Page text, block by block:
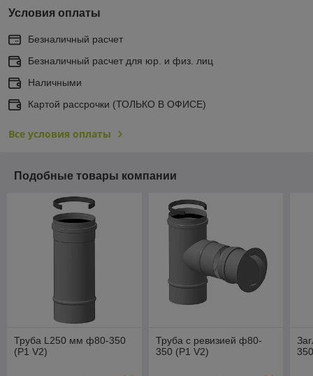
Условия оплаты
Безналичный расчет
Безналичный расчет для юр. и физ. лиц
Наличными
Картой рассрочки (ТОЛЬКО В ОФИСЕ)
Все условия оплаты
Подобные товары компании
Труба L250 мм ф80-350
(P1 V2)
Труба с ревизией ф80-
350 (P1 V2)